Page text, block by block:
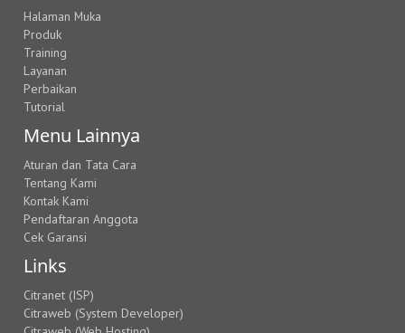
Halaman Muka
Produk
Training
Layanan
Perbaikan
Tutorial
Menu Lainnya
Aturan dan Tata Cara
Tentang Kami
Kontak Kami
Pendaftaran Anggota
Cek Garansi
Links
Citranet (ISP)
Citraweb (System Developer)